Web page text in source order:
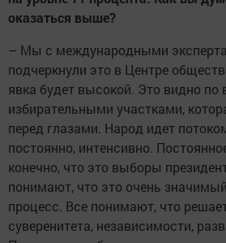
оказаться выше?
– Мы с международными
подчеркнули это в Центре
явка будет высокой. Это видно по
избирательными участками,
перед глазами. Народ идет
постоянно, интенсивно.
конечно, что это выборы
понимают, что это очень
процесс. Все понимают, что
суверенитета, независимости,